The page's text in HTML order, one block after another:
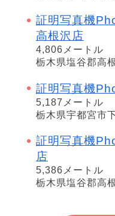
証明写真機
高根沢店
4,806メートル
栃木県塩谷郡高
証明写真機
5,187メートル
栃木県宇都宮市
証明写真機
店
5,386メートル
栃木県塩谷郡高